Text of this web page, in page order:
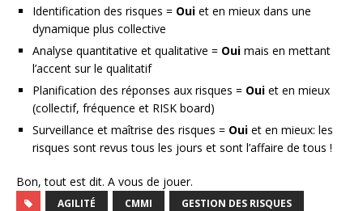
Identification des risques = Oui et en mieux dans une
dynamique plus collective
Analyse quantitative et qualitative = Oui mais en mettant
l’accent sur le qualitatif
Planification des réponses aux risques = Oui et en mieux
(collectif, fréquence et RISK board)
Surveillance et maîtrise des risques = Oui et en mieux: les
risques sont revus tous les jours et sont l’affaire de tous !
Bon, tout est dit. A vous de jouer.
AGILITÉ CMMI GESTION DES RISQUES